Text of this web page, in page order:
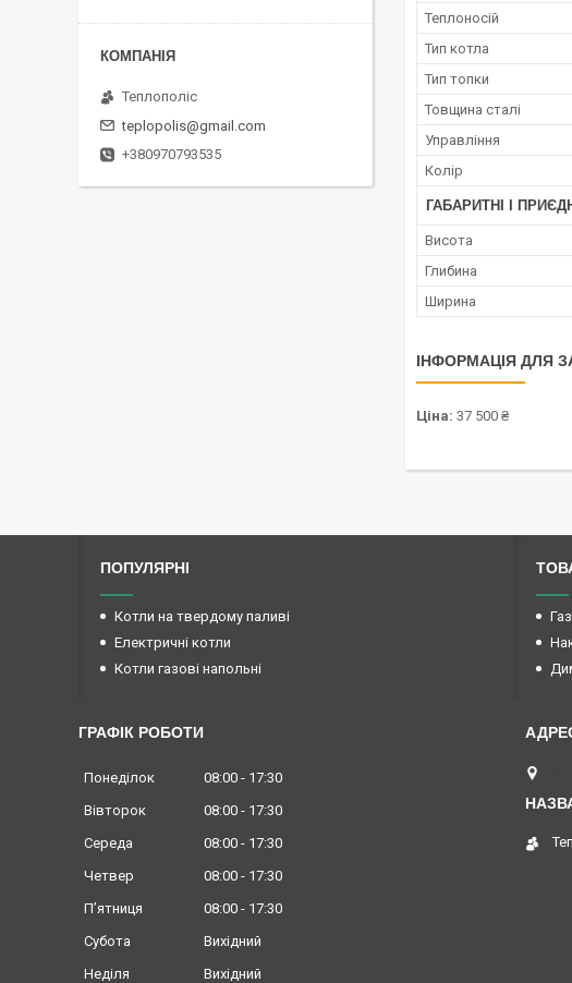
Теплоносій
Тип котла
Тип топки
Товщина сталі
Управління
Колір
ГАБАРИТНІ І
Висота
Глибина
Ширина
ІНФОРМАЦІЯ ДЛЯ
Ціна: 37 500 ₴
Теплополіс
teplopolis@gmail.com
+380970793535
ПОПУЛЯРНІ
Котли на твердому паливі
Електричні котли
Котли газові напольні
ГРАФІК РОБОТИ
Понеділок 08:00
17:30
Вівторок
08:00
17:30
Середа
08:00
17:30
Четвер
08:00
17:30
Пʼятниця
08:00
17:30
Субота
Вихідний
Неділя
Вихідний